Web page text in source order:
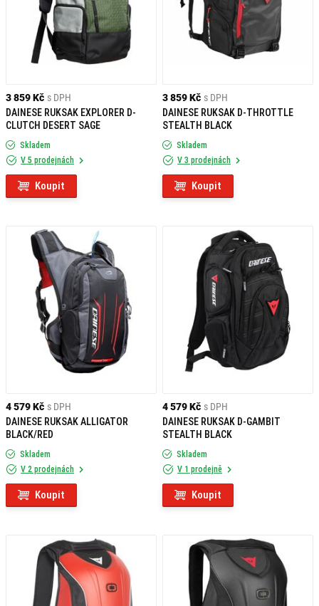
3 859 Kč s DPH
DAINESE RUKSAK EXPLORER D-
CLUTCH DESERT SAGE
Skladem
V 5 prodejnách
Koupit
3 859 Kč s DPH
DAINESE RUKSAK D-THROTTLE
STEALTH BLACK
Skladem
V 3 prodejnách
Koupit
4 579 Kč s DPH
DAINESE RUKSAK ALLIGATOR
BLACK/RED
Skladem
V 2 prodejnách
Koupit
4 579 Kč s DPH
DAINESE RUKSAK D-GAMBIT
STEALTH BLACK
Skladem
V 1 prodejně
Koupit